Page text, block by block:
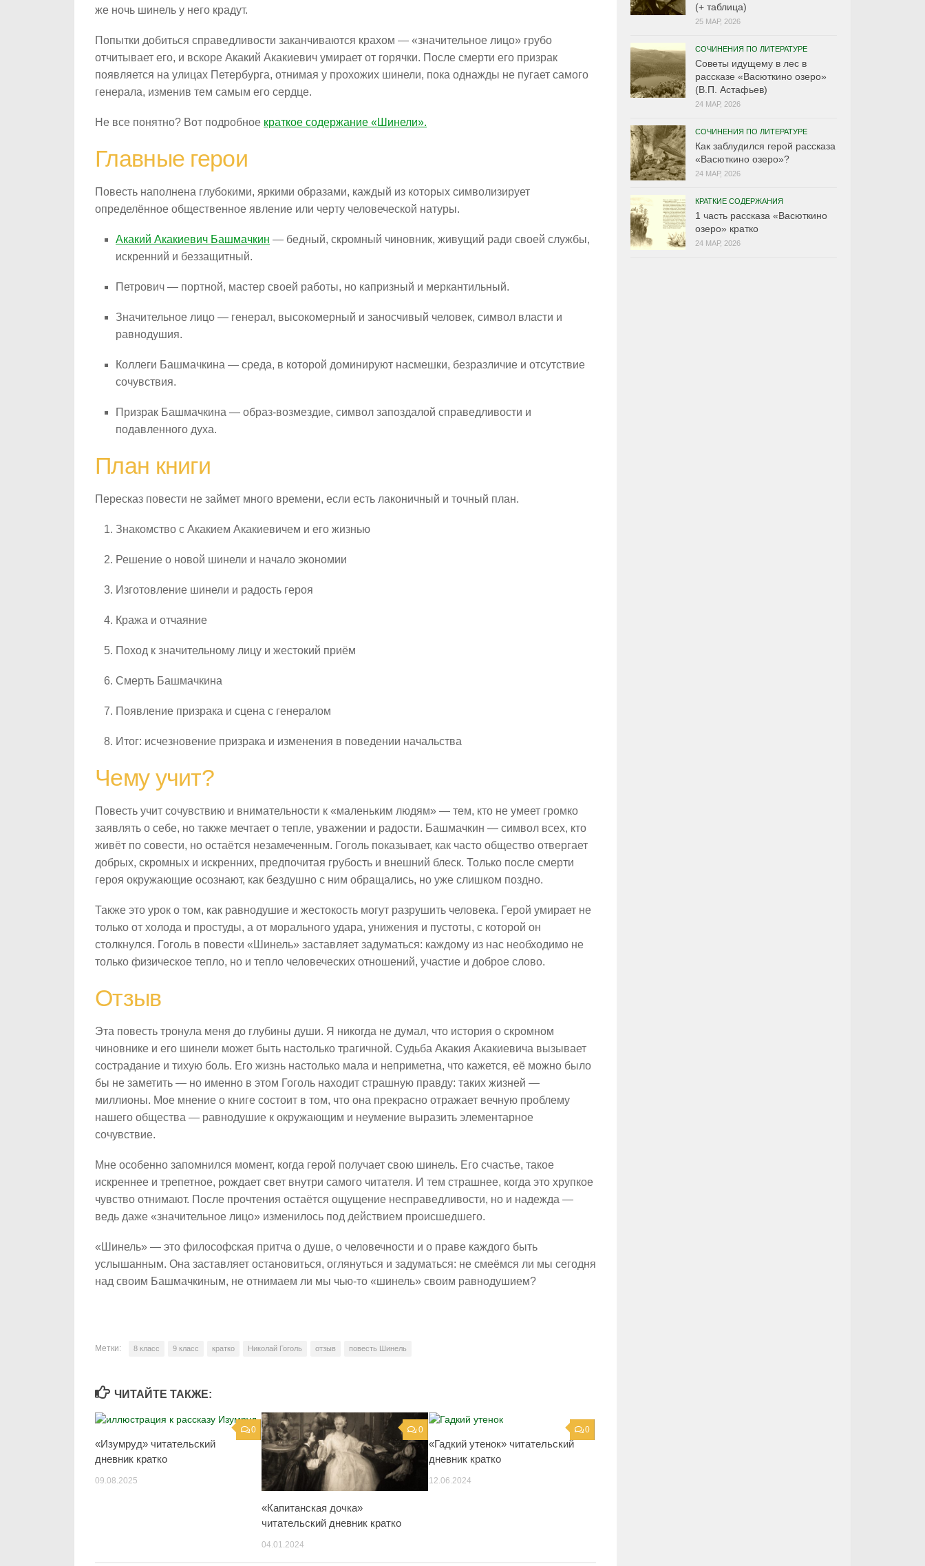
же ночь шинель у него крадут.
Попытки добиться справедливости заканчиваются крахом — «значительное лицо» грубо
отчитывает его, и вскоре Акакий Акакиевич умирает от горячки. После смерти его призрак
появляется на улицах Петербурга, отнимая у прохожих шинели, пока однажды не пугает самого
генерала, изменив тем самым его сердце.
Не все понятно? Вот подробное краткое содержание «Шинели».
Главные герои
Повесть наполнена глубокими, яркими образами, каждый из которых символизирует
определённое общественное явление или черту человеческой натуры.
Акакий Акакиевич Башмачкин — бедный, скромный чиновник, живущий ради своей службы,
искренний и беззащитный.
Петрович — портной, мастер своей работы, но капризный и меркантильный.
Значительное лицо — генерал, высокомерный и заносчивый человек, символ власти и
равнодушия.
Коллеги Башмачкина — среда, в которой доминируют насмешки, безразличие и отсутствие
сочувствия.
Призрак Башмачкина — образ-возмездие, символ запоздалой справедливости и
подавленного духа.
План книги
Пересказ повести не займет много времени, если есть лаконичный и точный план.
Знакомство с Акакием Акакиевичем и его жизнью
Решение о новой шинели и начало экономии
Изготовление шинели и радость героя
Кража и отчаяние
Поход к значительному лицу и жестокий приём
Смерть Башмачкина
Появление призрака и сцена с генералом
Итог: исчезновение призрака и изменения в поведении начальства
Чему учит?
Повесть учит сочувствию и внимательности к «маленьким людям» — тем, кто не умеет громко
заявлять о себе, но также мечтает о тепле, уважении и радости. Башмачкин — символ всех, кто
живёт по совести, но остаётся незамеченным. Гоголь показывает, как часто общество отвергает
добрых, скромных и искренних, предпочитая грубость и внешний блеск. Только после смерти
героя окружающие осознают, как бездушно с ним обращались, но уже слишком поздно.
Также это урок о том, как равнодушие и жестокость могут разрушить человека. Герой умирает не
только от холода и простуды, а от морального удара, унижения и пустоты, с которой он
столкнулся. Гоголь в повести «Шинель» заставляет задуматься: каждому из нас необходимо не
только физическое тепло, но и тепло человеческих отношений, участие и доброе слово.
Отзыв
Эта повесть тронула меня до глубины души. Я никогда не думал, что история о скромном
чиновнике и его шинели может быть настолько трагичной. Судьба Акакия Акакиевича вызывает
сострадание и тихую боль. Его жизнь настолько мала и неприметна, что кажется, её можно было
бы не заметить — но именно в этом Гоголь находит страшную правду: таких жизней —
миллионы. Мое мнение о книге состоит в том, что она прекрасно отражает вечную проблему
нашего общества — равнодушие к окружающим и неумение выразить элементарное
сочувствие.
Мне особенно запомнился момент, когда герой получает свою шинель. Его счастье, такое
искреннее и трепетное, рождает свет внутри самого читателя. И тем страшнее, когда это хрупкое
чувство отнимают. После прочтения остаётся ощущение несправедливости, но и надежда —
ведь даже «значительное лицо» изменилось под действием происшедшего.
«Шинель» — это философская притча о душе, о человечности и о праве каждого быть
услышанным. Она заставляет остановиться, оглянуться и задуматься: не смеёмся ли мы сегодня
над своим Башмачкиным, не отнимаем ли мы чью-то «шинель» своим равнодушием?
Метки: 8 класс 9 класс кратко Николай Гоголь отзыв повесть Шинель
ЧИТАЙТЕ ТАКЖЕ:
0
«Изумруд» читательский
дневник кратко
09.08.2025
0
«Капитанская дочка»
читательский дневник кратко
04.01.2024
0
«Гадкий утенок» читательский
дневник кратко
12.06.2024
(+ таблица)
25 МАР, 2026
СОЧИНЕНИЯ ПО ЛИТЕРАТУРЕ
Советы идущему в лес в
рассказе «Васюткино озеро»
(В.П. Астафьев)
24 МАР, 2026
СОЧИНЕНИЯ ПО ЛИТЕРАТУРЕ
Как заблудился герой рассказа
«Васюткино озеро»?
24 МАР, 2026
КРАТКИЕ СОДЕРЖАНИЯ
1 часть рассказа «Васюткино
озеро» кратко
24 МАР, 2026